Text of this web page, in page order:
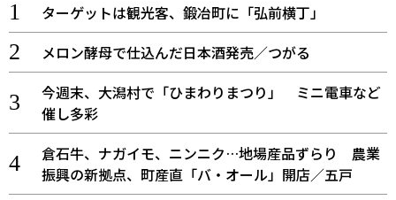
ターゲットは観光客、鍛冶町に「弘前横丁」
メロン酵母で仕込んだ日本酒発売／つがる
今週末、大潟村で「ひまわりまつり」 ミニ電車など
催し多彩
倉石牛、ナガイモ、ニンニク…地場産品ずらり 農業
振興の新拠点、町産直「バ・オール」開店／五戸